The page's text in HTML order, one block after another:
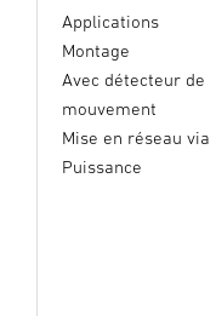
Applications
Montage
Avec détecteur de
mouvement
Mise en réseau via
Puissance